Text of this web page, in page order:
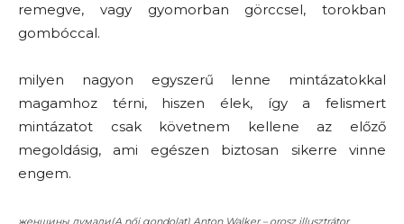
remegve, vagy gyomorban görccsel, torokban
gombóccal.
milyen nagyon egyszerű lenne mintázatokkal
magamhoz térni, hiszen élek, így a felismert
mintázatot csak követnem kellene az előző
megoldásig, ami egészen biztosan sikerre vinne
engem.
женщины думали(A női gondolat) Anton Walker – orosz illusztrátor